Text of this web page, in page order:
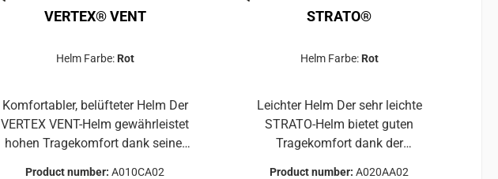
VERTEX® VENT
Helm Farbe: Rot
Komfortabler, belüfteter Helm Der
VERTEX VENT-Helm gewährleistet
hohen Tragekomfort dank seiner
Product number:A010CA02
STRATO®
Helm Farbe: Rot
Leichter Helm Der sehr leichte
STRATO-Helm bietet guten
Tragekomfort dank der
Product number:A020AA02